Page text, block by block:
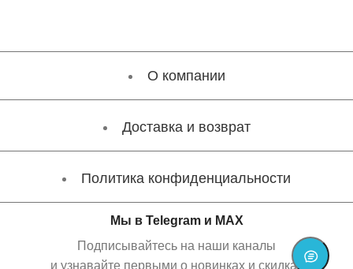
О компании
Доставка и возврат
Политика конфиденциальности
Мы в Telegram и MAX
Подписывайтесь на наши каналы
и узнавайте первыми о новинках и скидках